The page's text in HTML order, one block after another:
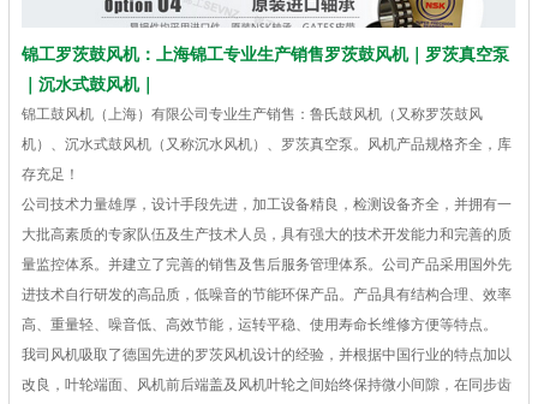
锦工罗茨鼓风机：上海锦工专业生产销售罗茨鼓风机｜罗茨真空泵
｜沉水式鼓风机｜
锦工鼓风机（上海）有限公司专业生产销售：鲁氏鼓风机（又称罗茨鼓风
机）、沉水式鼓风机（又称沉水风机）、罗茨真空泵。风机产品规格齐全，库
存充足！
公司技术力量雄厚，设计手段先进，加工设备精良，检测设备齐全，并拥有一
大批高素质的专家队伍及生产技术人员，具有强大的技术开发能力和完善的质
量监控体系。并建立了完善的销售及售后服务管理体系。公司产品采用国外先
进技术自行研发的高品质，低噪音的节能环保产品。产品具有结构合理、效率
高、重量轻、噪音低、高效节能，运转平稳、使用寿命长维修方便等特点。
我司风机吸取了德国先进的罗茨风机设计的经验，并根据中国行业的特点加以
改良，叶轮端面、风机前后端盖及风机叶轮之间始终保持微小间隙，在同步齿